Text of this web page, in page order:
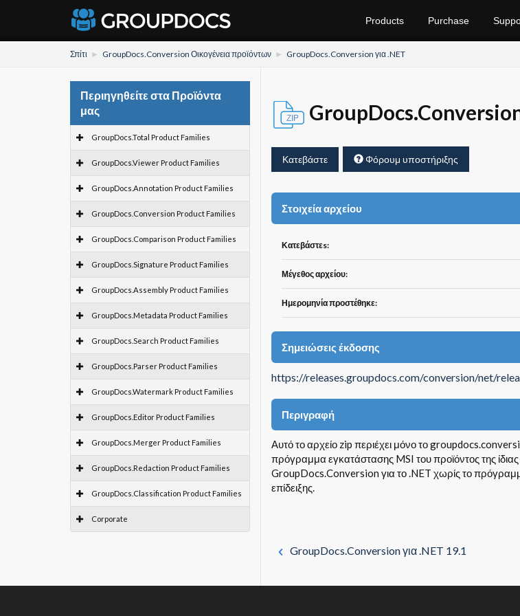
Products Purchase
Σπίτι GroupDocs.Conversion Οικογένεια προϊόντων GroupDocs.Conversion για .NET
Περιηγηθείτε στα Προϊόντα
μας
GroupDocs.Total Product Families
GroupDocs.Viewer Product Families
GroupDocs.Annotation Product Families
GroupDocs.Conversion Product Families
GroupDocs.Comparison Product Families
GroupDocs.Signature Product Families
GroupDocs.Assembly Product Families
GroupDocs.Metadata Product Families
GroupDocs.Search Product Families
GroupDocs.Parser Product Families
GroupDocs.Watermark Product Families
GroupDocs.Editor Product Families
GroupDocs.Merger Product Families
GroupDocs.Redaction Product Families
GroupDocs.Classification Product Families
Corporate
Κατεβάστε Φόρουμ υποστήριξης
Στοιχεία αρχείου
Κατεβάστεs:
Μέγεθος αρχείου:
Ημερομηνία προστέθηκε:
Σημειώσεις έκδοσης
https://releases.groupdocs.com/conversion/net/
Περιγραφή
Αυτό το αρχείο zip περιέχει μόνο το
πρόγραμμα εγκατάστασης MSI του προϊόντος της
GroupDocs.Conversion για το .NET χωρίς το
επίδειξης.
GroupDocs.Conversion για .NET 19.1